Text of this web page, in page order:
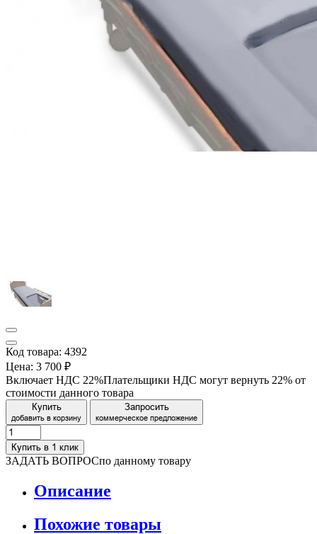
Код товара: 4392
Цена: 3 700 ₽
Включает НДС 22%Плательщики НДС могут вернуть 22% от
стоимости данного товара
Купить
добавить в корзину
Запросить
коммерческое предложение
Купить в 1 клик
ЗАДАТЬ ВОПРОСпо данному товару
Описание
Похожие товары